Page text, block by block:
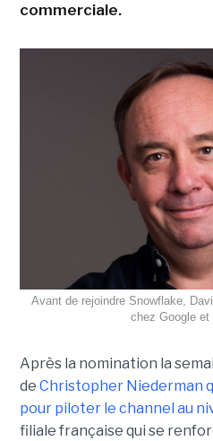
commerciale.
Avant de rejoindre Snowflake,
chez Google et
Après la nomination la
de Christopher Niederman
pour piloter le channel au
filiale française qui se